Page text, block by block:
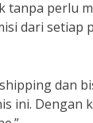
tanpa perlu
dari setiap
dan
ini. Dengan